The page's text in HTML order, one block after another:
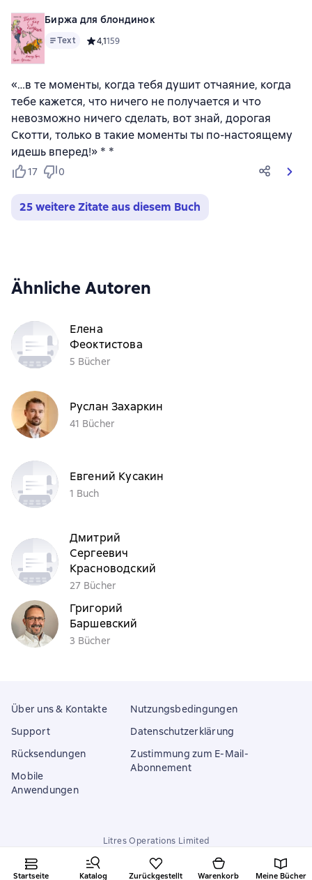
Startseite Katalog Zurückgestellt Warenkorb Meine Bücher
Биржа для блондинок
Text Средний рейтинг 4,1 на основе 159 оценок
4,1159
«…в те моменты, когда тебя душит отчаяние, когда
тебе кажется, что ничего не получается и что
невозможно ничего сделать, вот знай, дорогая
Скотти, только в такие моменты ты по-настоящему
идешь вперед!» * *
17 0
25 weitere Zitate aus diesem Buch
Ähnliche Autoren
Елена
Феоктистова
5 Bücher
Руслан Захаркин
41 Bücher
Евгений Кусакин
1 Buch
Дмитрий
Сергеевич
Красноводский
27 Bücher
Григорий
Баршевский
3 Bücher
Über uns & Kontakte
Support
Rücksendungen
Mobile
Anwendungen
Nutzungsbedingungen
Datenschutzerklärung
Zustimmung zum E-Mail-
Abonnement
Litres Operations Limited